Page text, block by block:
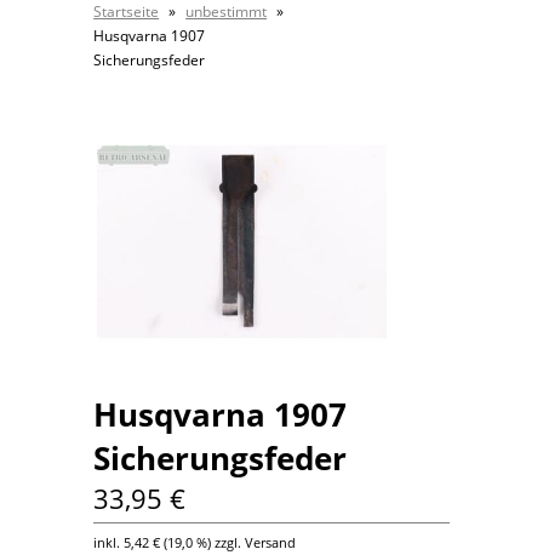
Startseite » unbestimmt »
Husqvarna 1907
Sicherungsfeder
Husqvarna 1907
Sicherungsfeder
33,95 €
inkl. 5,42 € (19,0 %) zzgl. Versand